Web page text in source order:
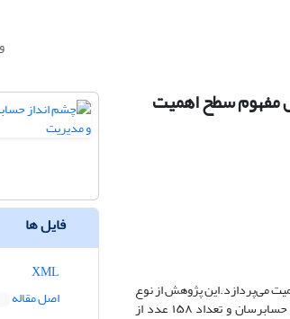
مفهوم سطح اهمیت
می‌پردازد.این پژوهش از نوع
پیمایشی است و نمونه آماری با استفاده از فرمول کوکران با جامعه نامعلوم، تعداد ۳۸۴ نفر تعیین گردید که در نهایت تعداد ۱۶۴ پرسشنامه از حسابرسان و تعداد ۱۵۸ عدد از
فایل ها
اصل مقاله